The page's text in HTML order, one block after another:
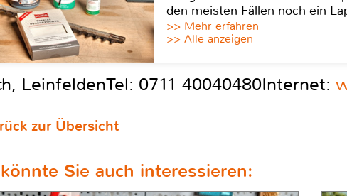
den meisten Fällen noch ein
>> Mehr erfahren
>> Alle anzeigen
LeinfeldenTel: 0711 40040480Internet:
zur Übersicht
Sie auch interessieren: